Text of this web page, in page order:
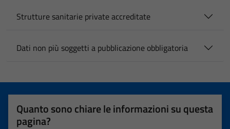
Strutture sanitarie private accreditate
Dati non più soggetti a pubblicazione obbligatoria
Quanto sono chiare le informazioni su questa
pagina?